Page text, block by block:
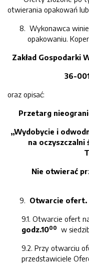
otwierania opakowań
Wykonawca
opakowaniu.
Zakład Gospodarki
36-
oraz opisać:
Przetarg
„Wydobycie i
na oczyszczalni
Nie otwierać
Otwarcie ofert.
9.1. Otwarcie ofert
godz.1000 w
9.2. Przy otwarciu
przedstawiciele